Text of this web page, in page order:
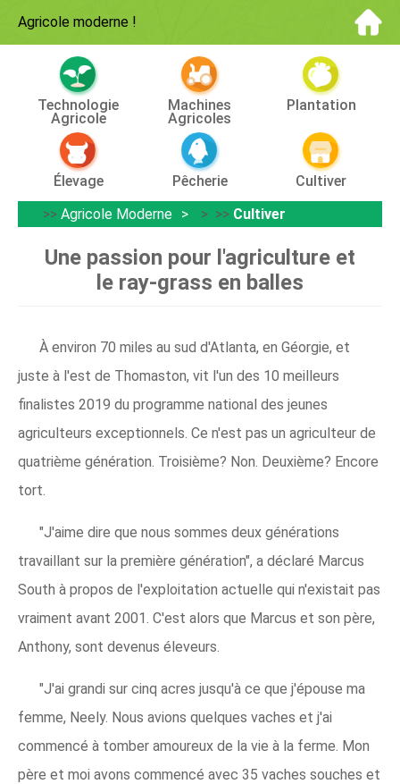
Agricole moderne !
Technologie
Agricole
Machines
Agricoles
Plantation
Élevage Pêcherie
Cultiver
>> Agricole Moderne > >> Cultiver
Une passion pour l'agriculture et
le ray-grass en balles
À environ 70 miles au sud d'Atlanta, en Géorgie, et
juste à l'est de Thomaston, vit l'un des 10 meilleurs
finalistes 2019 du programme national des jeunes
agriculteurs exceptionnels. Ce n'est pas un agriculteur de
quatrième génération. Troisième? Non. Deuxième? Encore
tort.
"J'aime dire que nous sommes deux générations
travaillant sur la première génération", a déclaré Marcus
South à propos de l'exploitation actuelle qui n'existait pas
vraiment avant 2001. C'est alors que Marcus et son père,
Anthony, sont devenus éleveurs.
"J'ai grandi sur cinq acres jusqu'à ce que j'épouse ma
femme, Neely. Nous avions quelques vaches et j'ai
commencé à tomber amoureux de la vie à la ferme. Mon
père et moi avons commencé avec 35 vaches souches et